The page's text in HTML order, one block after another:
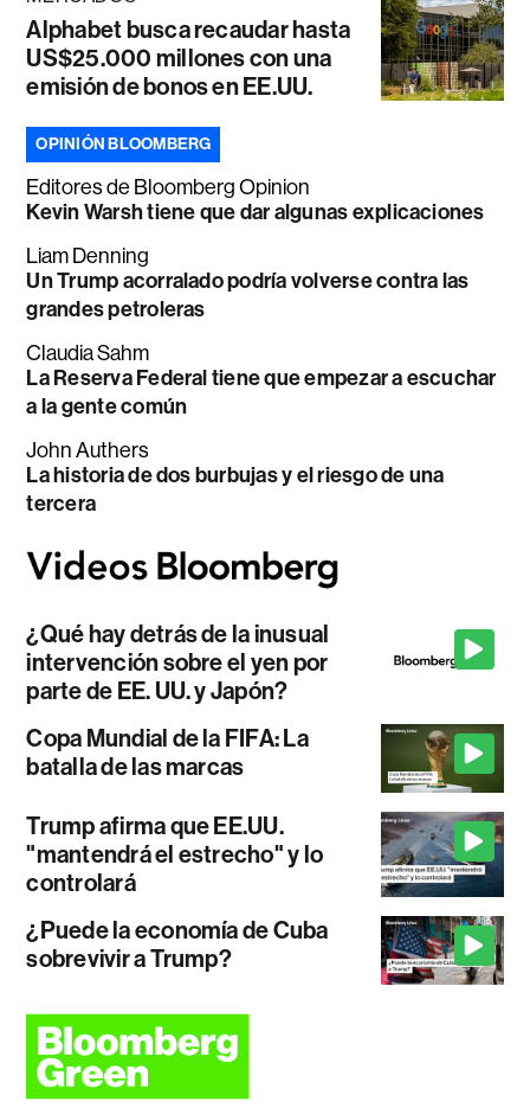
Alphabet busca recaudar hasta
US$25.000 millones con una
emisión de bonos en EE.UU.
OPINIÓN BLOOMBERG
Editores de Bloomberg Opinion
Kevin Warsh tiene que dar algunas explicaciones
Liam Denning
Un Trump acorralado podría volverse contra las
grandes petroleras
Claudia Sahm
La Reserva Federal tiene que empezar a escuchar
a la gente común
John Authers
La historia de dos burbujas y el riesgo de una
tercera
¿Qué hay detrás de la inusual
intervención sobre el yen por
parte de EE. UU. y Japón?
Copa Mundial de la FIFA: La
batalla de las marcas
Trump afirma que EE.UU.
"mantendrá el estrecho" y lo
controlará
¿Puede la economía de Cuba
sobrevivir a Trump?